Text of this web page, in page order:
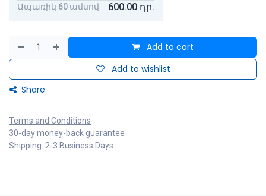
Ապառիկ 60 ամսով 600.00 դր.
Add to cart
Add to wishlist
Share
Terms and Conditions
30-day money-back guarantee
Shipping: 2-3 Business Days